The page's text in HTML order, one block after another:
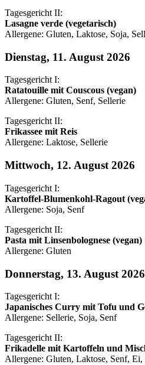
Tagesgericht II:
Lasagne verde (vegetarisch)
Allergene: Gluten, Laktose, Soja,
Dienstag, 11. August 2026
Tagesgericht I:
Ratatouille mit Couscous (vegan)
Allergene: Gluten, Senf, Sellerie
Tagesgericht II:
Frikassee mit Reis
Allergene: Laktose, Sellerie
Mittwoch, 12. August 2026
Tagesgericht I:
Kartoffel-Blumenkohl-Ragout
Allergene: Soja, Senf
Tagesgericht II:
Pasta mit Linsenbolognese (vegan)
Allergene: Gluten
Donnerstag, 13. August 2026
Tagesgericht I:
Japanisches Curry mit Tofu und
Allergene: Sellerie, Soja, Senf
Tagesgericht II:
Frikadelle mit Kartoffeln und
Allergene: Gluten, Laktose, Senf, Ei,